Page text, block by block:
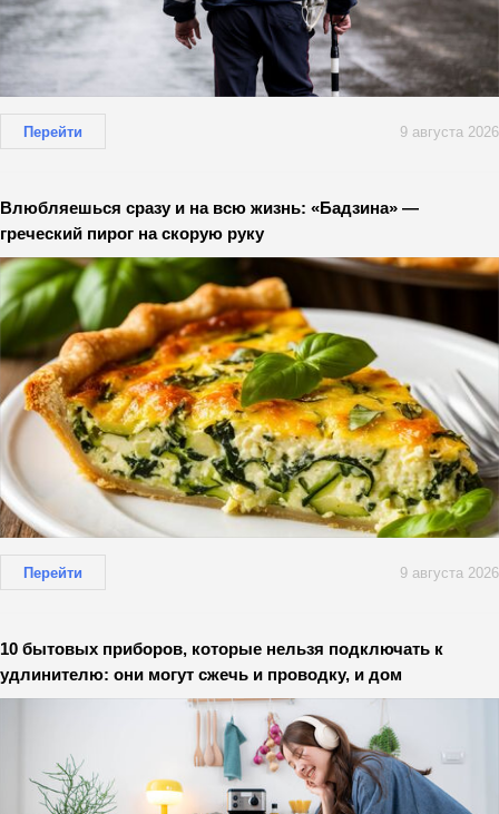
Перейти 9 августа 2026
Влюбляешься сразу и на всю жизнь: «Бадзина» —
греческий пирог на скорую руку
Перейти 9 августа 2026
10 бытовых приборов, которые нельзя подключать к
удлинителю: они могут сжечь и проводку, и дом